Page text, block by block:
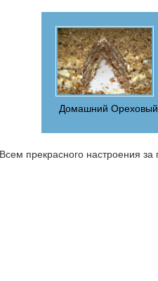
Домашний Ореховый
Всем прекрасного настроения